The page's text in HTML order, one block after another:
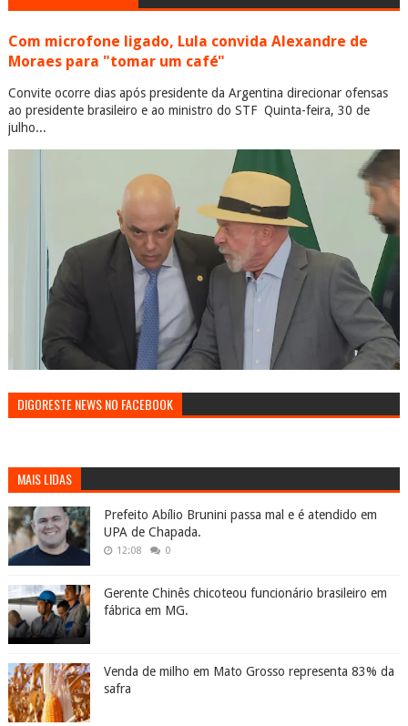
Com microfone ligado, Lula convida Alexandre de
Moraes para "tomar um café"
Convite ocorre dias após presidente da Argentina direcionar ofensas
ao presidente brasileiro e ao ministro do STF Quinta-feira, 30 de
julho...
DIGORESTE NEWS NO FACEBOOK
MAIS LIDAS
Prefeito Abílio Brunini passa mal e é atendido em
UPA de Chapada.
12:08 0
Gerente Chinês chicoteou funcionário brasileiro em
fábrica em MG.
Venda de milho em Mato Grosso representa 83% da
safra